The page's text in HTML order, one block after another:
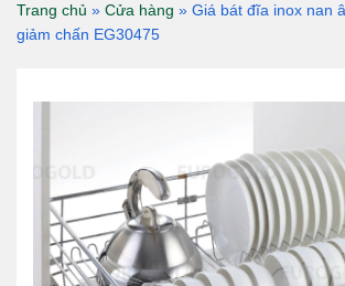
Trang chủ » Cửa hàng » Giá bát đĩa inox nan
giảm chấn EG30475